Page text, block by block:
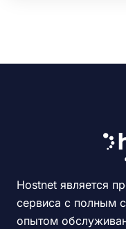
Hostnet является
сервиса с полным
опытом